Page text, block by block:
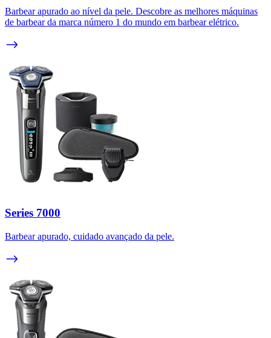
Barbear apurado ao nível da pele. Descobre as melhores máquinas
de barbear da marca número 1 do mundo em barbear elétrico.
Series 7000
Barbear apurado, cuidado avançado da pele.